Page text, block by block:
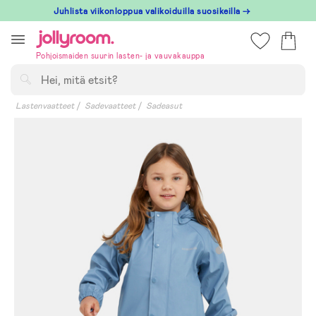
till
innehållet
Juhlista viikonloppua valikoiduilla suosikeilla →
Pohjoismaiden suurin lasten- ja vauvakauppa
Lastenvaatteet Sadevaatteet Sadeasut